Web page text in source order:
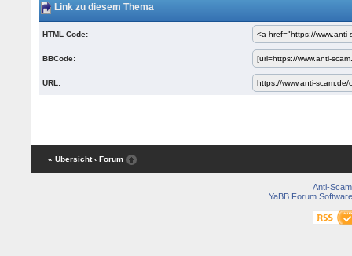
Link zu diesem Thema
HTML Code:
BBCode:
URL:
« Übersicht ‹ Forum
Anti-Scam
YaBB Forum Software